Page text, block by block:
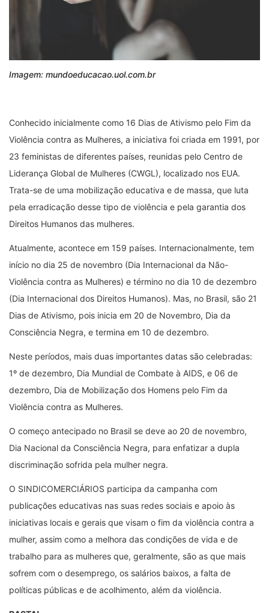
Imagem: mundoeducacao.uol.com.br
Conhecido inicialmente como 16 Dias de Ativismo pelo Fim da
Violência contra as Mulheres, a iniciativa foi criada em 1991, por
23 feministas de diferentes países, reunidas pelo Centro de
Liderança Global de Mulheres (CWGL), localizado nos EUA.
Trata-se de uma mobilização educativa e de massa, que luta
pela erradicação desse tipo de violência e pela garantia dos
Direitos Humanos das mulheres.
Atualmente, acontece em 159 países. Internacionalmente, tem
início no dia 25 de novembro (Dia Internacional da Não-
Violência contra as Mulheres) e término no dia 10 de dezembro
(Dia Internacional dos Direitos Humanos). Mas, no Brasil, são 21
Dias de Ativismo, pois inicia em 20 de Novembro, Dia da
Consciência Negra, e termina em 10 de dezembro.
Neste períodos, mais duas importantes datas são celebradas:
1º de dezembro, Dia Mundial de Combate à AIDS, e 06 de
dezembro, Dia de Mobilização dos Homens pelo Fim da
Violência contra as Mulheres.
O começo antecipado no Brasil se deve ao 20 de novembro,
Dia Nacional da Consciência Negra, para enfatizar a dupla
discriminação sofrida pela mulher negra.
O SINDICOMERCIÁRIOS participa da campanha com
publicações educativas nas suas redes sociais e apoio às
iniciativas locais e gerais que visam o fim da violência contra a
mulher, assim como a melhora das condições de vida e de
trabalho para as mulheres que, geralmente, são as que mais
sofrem com o desemprego, os salários baixos, a falta de
políticas públicas e de acolhimento, além da violência.